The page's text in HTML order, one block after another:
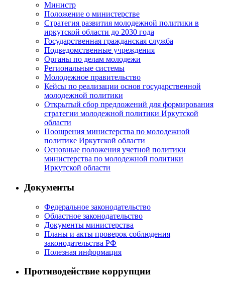
Министр
Положение о министерстве
Стратегия развития молодежной политики в
иркутской области до 2030 года
Государственная гражданская служба
Подведомственные учреждения
Органы по делам молодежи
Региональные системы
Молодежное правительство
Кейсы по реализации основ государственной
молодежной политики
Открытый сбор предложений для формирования
стратегии молодежной политики Иркутской
области
Поощрения министерства по молодежной
политике Иркутской области
Основные положения учетной политики
министерства по молодежной политики
Иркутской области
Документы
Федеральное законодательство
Областное законодательство
Документы министерства
Планы и акты проверок соблюдения
законодательства РФ
Полезная информация
Противодействие коррупции